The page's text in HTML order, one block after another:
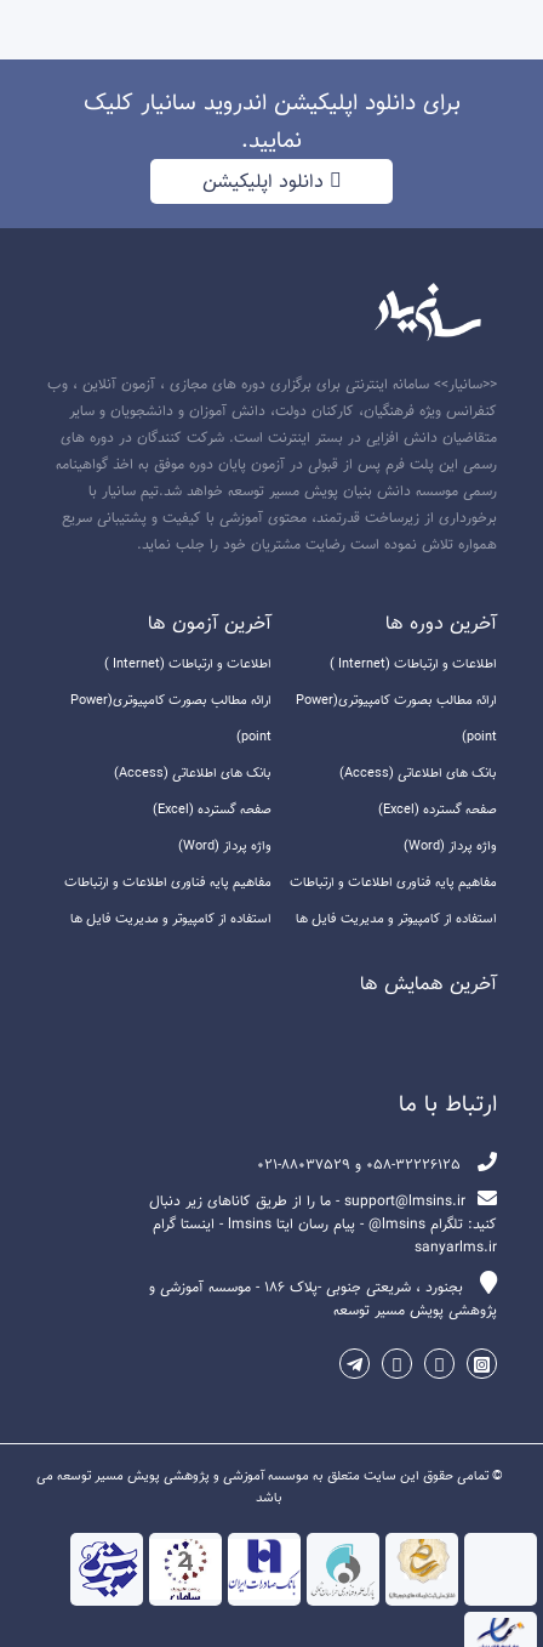
برای دانلود اپلیکیشن اندروید سانیار کلیک
نمایید.
دانلود اپلیکیشن
<<سانیار>> سامانه اینترنتی برای برگزاری دوره های مجازی ، آزمون آنلاین ، وب
کنفرانس ویژه فرهنگیان، کارکنان دولت، دانش آموزان و دانشجویان و سایر
متقاضیان دانش افزایی در بستر اینترنت است. شرکت کنندگان در دوره های
رسمی این پلت فرم پس از قبولی در آزمون پایان دوره موفق به اخذ گواهینامه
رسمی موسسه دانش بنیان پویش مسیر توسعه خواهد شد.تیم سانیار با
برخورداری از زیرساخت قدرتمند، محتوی آموزشی با کیفیت و پشتیبانی سریع
همواره تلاش نموده است رضایت مشتریان خود را جلب نماید.
آخرين دوره ها
اطلاعات و ارتباطات (Internet )
ارائه مطالب بصورت کامپیوتری(Power
point)
بانک های اطلاعاتی (Access)
صفحه گسترده (Excel)
واژه پرداز (Word)
مفاهیم پایه فناوری اطلاعات و ارتباطات
استفاده از کامپیوتر و مدیریت فایل ها
آخرين آزمون ها
اطلاعات و ارتباطات (Internet )
ارائه مطالب بصورت کامپیوتری(Power
point)
بانک های اطلاعاتی (Access)
صفحه گسترده (Excel)
واژه پرداز (Word)
مفاهیم پایه فناوری اطلاعات و ارتباطات
استفاده از کامپیوتر و مدیریت فایل ها
آخرين همايش ها
ارتباط با ما
support@lmsins.ir - ما را از طریق کاناهای زیر دنبال
کنید: تلگرام lmsins@ - پیام رسان ایتا lmsins - اینستا گرام
sanyarlms.ir
بجنورد ، شریعتی جنوبی -پلاک ۱۸۶ - موسسه آموزشی و
پژوهشی پویش مسیر توسعه
© تمامی حقوق این سایت متعلق به موسسه آموزشی و پژوهشی پویش مسیر توسعه می
باشد